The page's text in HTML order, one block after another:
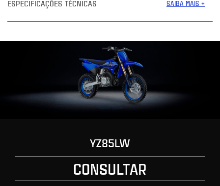
ESPECIFICAÇÕES TÉCNICAS SAIBA MAIS +
YZ85LW
CONSULTAR